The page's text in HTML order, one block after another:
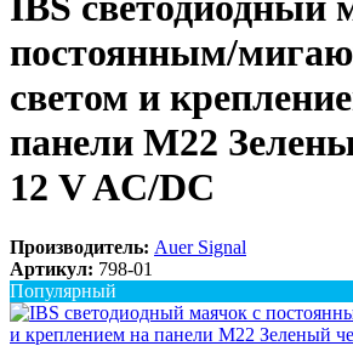
постоянным/
светом и
панели M22
12 V AC/DC
Производитель: Auer Signal
Артикул: 798-01
Популярный